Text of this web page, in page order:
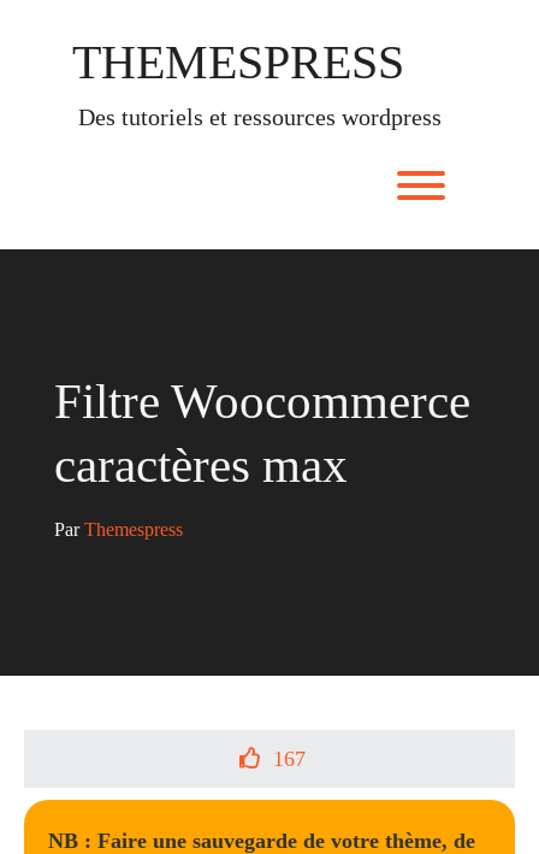
THEMESPRESS
des tutoriels et ressources wordpress
Filtre Woocommerce
caractères max
Par Themespress
167
NB : Faire une sauvegarde de votre thème, de